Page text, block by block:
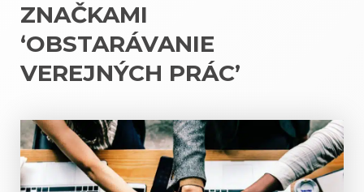
ZNAČKAMI
‘OBSTARÁVANIE
VEREJNÝCH PRÁC’